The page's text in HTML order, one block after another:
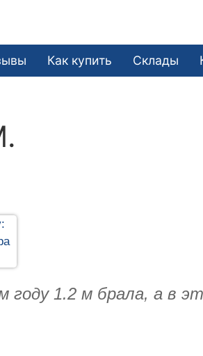
Как купить Склады
1.2 м брала, а в